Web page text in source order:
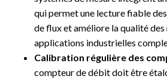
qui permet une lecture fiable
de flux et améliore la qualité des
applications industrielles
Calibration régulière des
compteur de débit doit être